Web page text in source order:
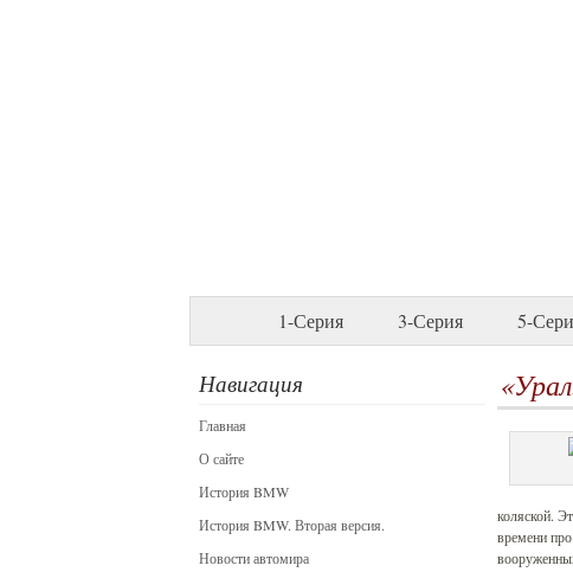
1-Серия 3-Серия 5-
Навигация
Главная
О сайте
История BMW
История BMW. Вторая версия.
Новости автомира
коляской.
времени